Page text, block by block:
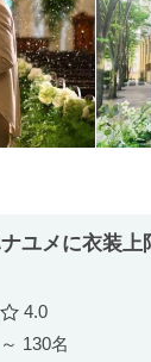
ユメに衣装上
口コミ評価
4.0
130名